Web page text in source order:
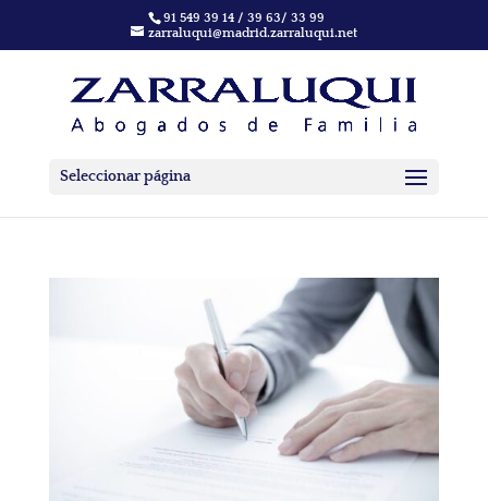
91 549 39 14 / 39 63/ 33 99
zarraluqui@madrid.zarraluqui.net
Seleccionar página